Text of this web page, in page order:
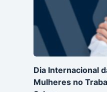
Dia Internacional
Mulheres no